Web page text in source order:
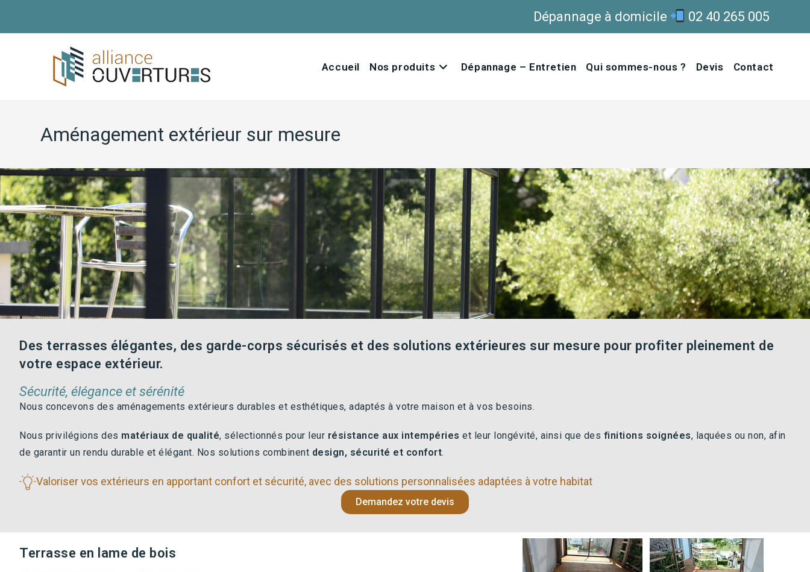
Dépannage à domicile 02 40 265 005
Accueil Nos produits Dépannage – Entretien Qui sommes-nous ? Devis Contact
Aménagement extérieur sur mesure
Des terrasses élégantes, des garde-corps sécurisés et des solutions extérieures sur mesure pour profiter pleinement de
votre espace extérieur.
Sécurité, élégance et sérénité
Nous concevons des aménagements extérieurs durables et esthétiques, adaptés à votre maison et à vos besoins.
Nous privilégions des matériaux de qualité, sélectionnés pour leur résistance aux intempéries et leur longévité, ainsi que des finitions soignées, laquées ou non, afin
de garantir un rendu durable et élégant. Nos solutions combinent design, sécurité et confort.
Valoriser vos extérieurs en apportant confort et sécurité, avec des solutions personnalisées adaptées à votre habitat
Demandez votre devis
Terrasse en lame de bois